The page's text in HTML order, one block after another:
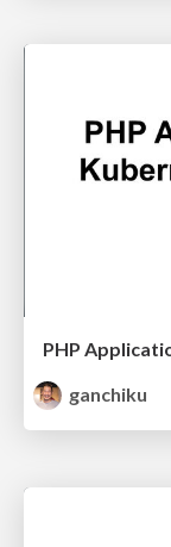
PHP
ganchiku